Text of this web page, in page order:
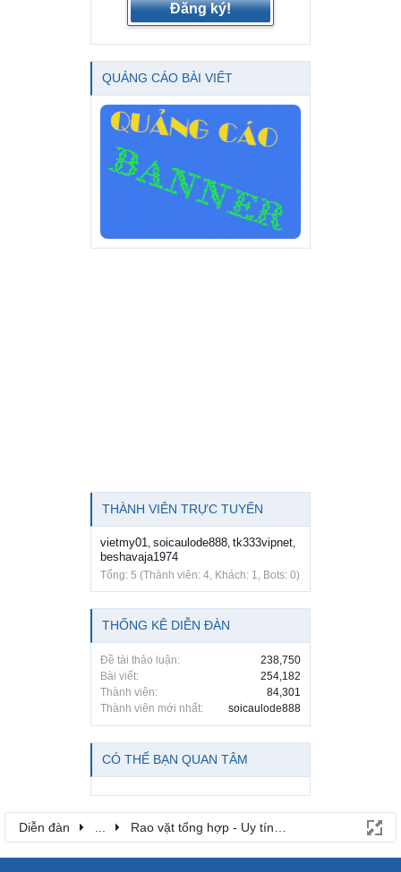
Đăng ký!
QUẢNG CÁO BÀI VIẾT
THÀNH VIÊN TRỰC TUYẾN
vietmy01 soicaulode888 tk333vipnet
beshavaja1974
Tổng: 5 (Thành viên: 4, Khách: 1, Bots: 0)
THỐNG KÊ DIỄN ĐÀN
Đề tài thảo luận:
238,750
Bài viết:
254,182
Thành viên:
84,301
Thành viên mới nhất:
soicaulode888
CÓ THỂ BẠN QUAN TÂM
Diễn đàn Rao vặt tổng hợp - Uy tín - Miễn phí